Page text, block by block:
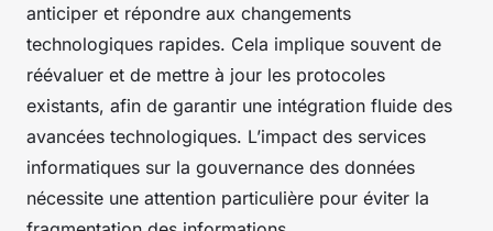
anticiper et répondre aux changements
technologiques rapides. Cela implique souvent de
réévaluer et de mettre à jour les protocoles
existants, afin de garantir une intégration fluide des
avancées technologiques. L’impact des services
informatiques sur la gouvernance des données
nécessite une attention particulière pour éviter la